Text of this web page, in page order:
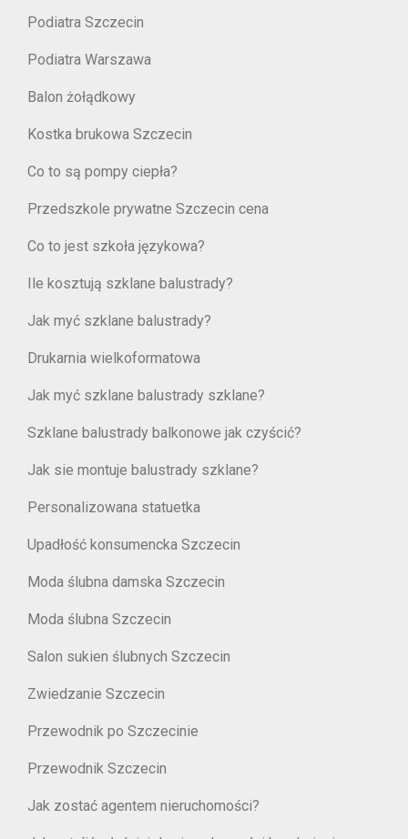
Podiatra Szczecin
Podiatra Warszawa
Balon żołądkowy
Kostka brukowa Szczecin
Co to są pompy ciepła?
Przedszkole prywatne Szczecin cena
Co to jest szkoła językowa?
Ile kosztują szklane balustrady?
Jak myć szklane balustrady?
Drukarnia wielkoformatowa
Jak myć szklane balustrady szklane?
Szklane balustrady balkonowe jak czyścić?
Jak sie montuje balustrady szklane?
Personalizowana statuetka
Upadłość konsumencka Szczecin
Moda ślubna damska Szczecin
Moda ślubna Szczecin
Salon sukien ślubnych Szczecin
Zwiedzanie Szczecin
Przewodnik po Szczecinie
Przewodnik Szczecin
Jak zostać agentem nieruchomości?